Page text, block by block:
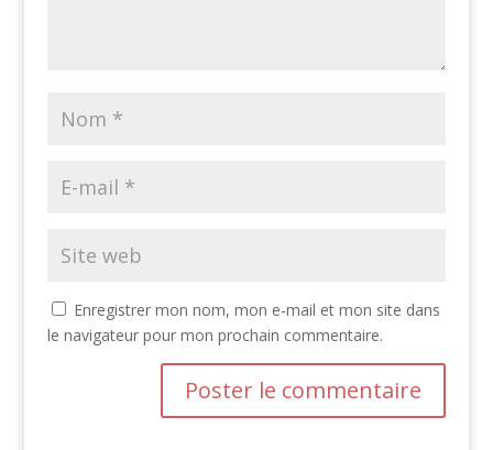
Enregistrer mon nom, mon e-mail et mon site dans
le navigateur pour mon prochain commentaire.